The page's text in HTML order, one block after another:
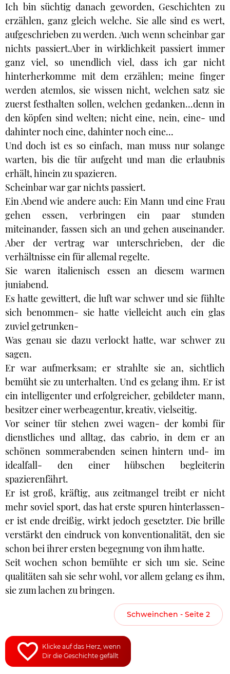
Ich bin süchtig danach geworden, Geschichten zu
erzählen, ganz gleich welche. Sie alle sind es wert,
aufgeschrieben zu werden. Auch wenn scheinbar gar
nichts passiert.Aber in wirklichkeit passiert immer
ganz viel, so unendlich viel, dass ich gar nicht
hinterherkomme mit dem erzählen; meine finger
werden atemlos, sie wissen nicht, welchen satz sie
zuerst festhalten sollen, welchen gedanken...denn in
den köpfen sind welten; nicht eine, nein, eine- und
dahinter noch eine, dahinter noch eine...
Und doch ist es so einfach, man muss nur solange
warten, bis die tür aufgeht und man die erlaubnis
erhält, hinein zu spazieren.
Scheinbar war gar nichts passiert.
Ein Abend wie andere auch: Ein Mann und eine Frau
gehen essen, verbringen ein paar stunden
miteinander, fassen sich an und gehen auseinander.
Aber der vertrag war unterschrieben, der die
verhältnisse ein für allemal regelte.
Sie waren italienisch essen an diesem warmen
juniabend.
Es hatte gewittert, die luft war schwer und sie fühlte
sich benommen- sie hatte vielleicht auch ein glas
zuviel getrunken-
Was genau sie dazu verlockt hatte, war schwer zu
sagen.
Er war aufmerksam; er strahlte sie an, sichtlich
bemüht sie zu unterhalten. Und es gelang ihm. Er ist
ein intelligenter und erfolgreicher, gebildeter mann,
besitzer einer werbeagentur, kreativ, vielseitig.
Vor seiner tür stehen zwei wagen- der kombi für
dienstliches und alltag, das cabrio, in dem er an
schönen sommerabenden seinen hintern und- im
idealfall- den einer hübschen begleiterin
spazierenfährt.
Er ist groß, kräftig, aus zeitmangel treibt er nicht
mehr soviel sport, das hat erste spuren hinterlassen-
er ist ende dreißig, wirkt jedoch gesetzter. Die brille
verstärkt den eindruck von konventionalität, den sie
schon bei ihrer ersten begegnung von ihm hatte.
Seit wochen schon bemühte er sich um sie. Seine
qualitäten sah sie sehr wohl, vor allem gelang es ihm,
sie zum lachen zu bringen.
Schweinchen - Seite 2
Klicke auf das Herz, wenn
Dir die Geschichte gefällt